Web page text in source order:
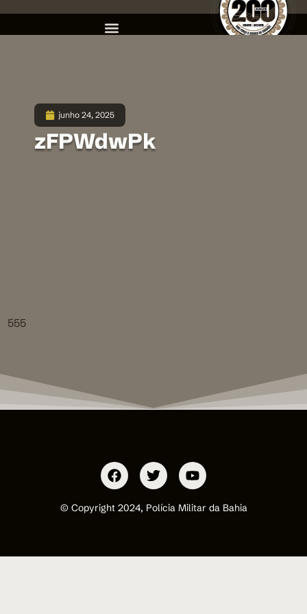
junho 24, 2025
zFPWdwPk
555
© Copyright 2024, Polícia Militar da Bahia